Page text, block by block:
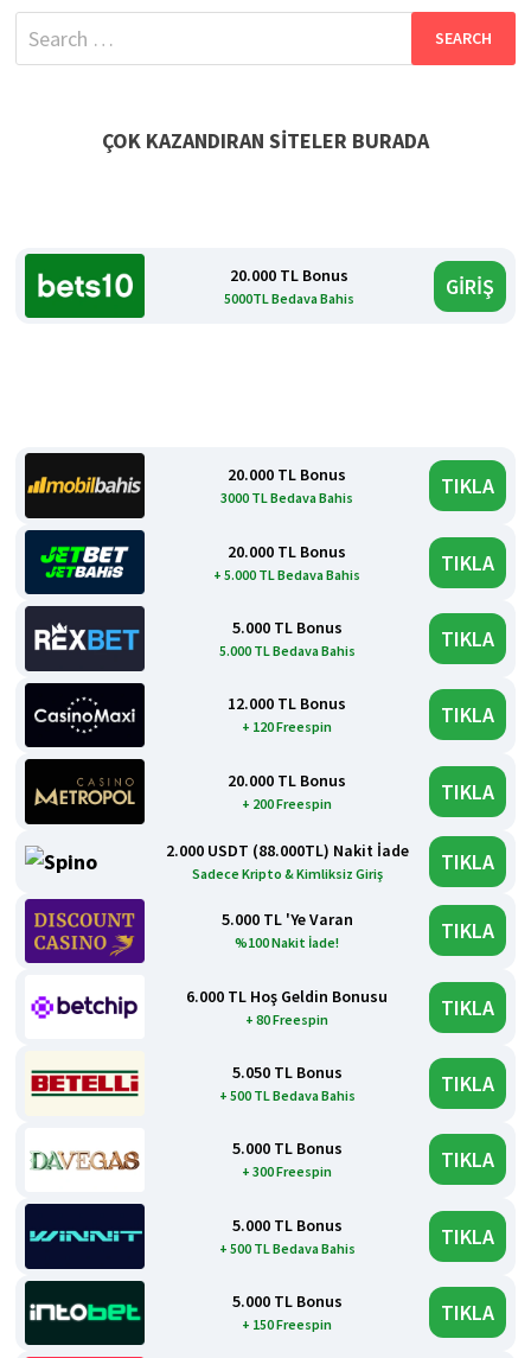
Search
for:
ÇOK KAZANDIRAN SİTELER BURADA
20.000 TL Bonus
5000TL Bedava Bahis GİRİŞ
20.000 TL Bonus
3000 TL Bedava Bahis TIKLA
20.000 TL Bonus
+ 5.000 TL Bedava Bahis TIKLA
5.000 TL Bonus
5.000 TL Bedava Bahis TIKLA
12.000 TL Bonus
+ 120 Freespin TIKLA
20.000 TL Bonus
+ 200 Freespin TIKLA
2.000 USDT (88.000TL) Nakit İade
Sadece Kripto & Kimliksiz Giriş TIKLA
5.000 TL 'Ye Varan
%100 Nakit İade! TIKLA
6.000 TL Hoş Geldin Bonusu
+ 80 Freespin TIKLA
5.050 TL Bonus
+ 500 TL Bedava Bahis TIKLA
5.000 TL Bonus
+ 300 Freespin TIKLA
5.000 TL Bonus
+ 500 TL Bedava Bahis TIKLA
5.000 TL Bonus
+ 150 Freespin TIKLA